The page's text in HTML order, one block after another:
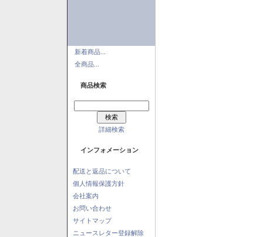
新着商品...
全商品...
商品検索
詳細検索
インフォメーション
配送と返品について
個人情報保護方針
会社案内
お問い合わせ
サイトマップ
ニュースレター登録解除